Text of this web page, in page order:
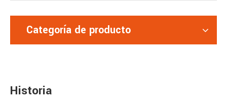
Categoría de producto
Historia